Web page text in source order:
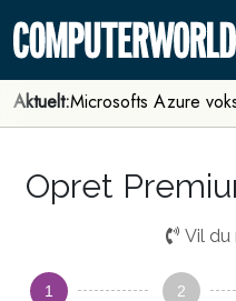
Aktuelt:Microsofts Azure
Opret
Vil du
1 2